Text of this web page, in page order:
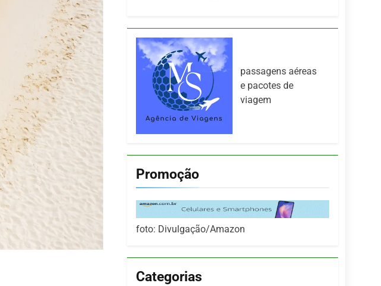
passagens aéreas
e pacotes de
viagem
Promoção
foto: Divulgação/Amazon
Categorias